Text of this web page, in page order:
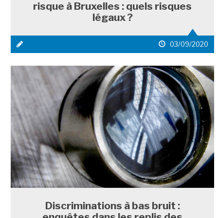
risque à Bruxelles : quels risques
légaux ?
média
date
de
03/09/2020
Discriminations à bas bruit :